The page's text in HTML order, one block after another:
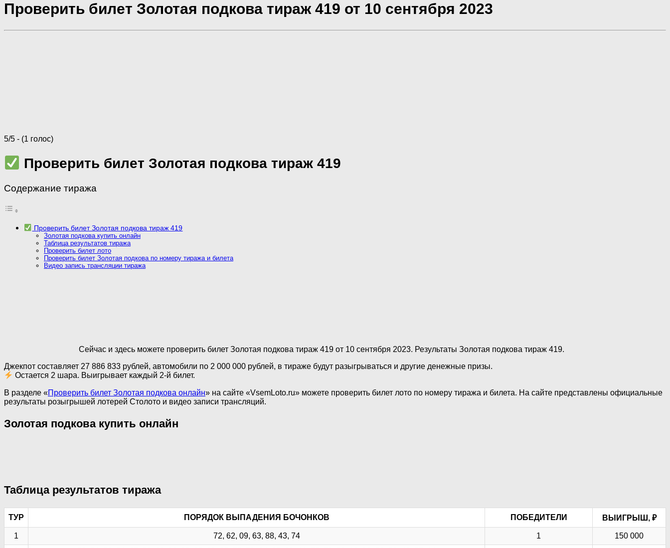
Проверить билет Золотая подкова тираж 419 от 10 сентября 2023
5/5 - (1 голос)
Проверить билет Золотая подкова тираж 419
Содержание тиража
Проверить билет Золотая подкова тираж 419
Золотая подкова купить онлайн
Таблица результатов тиража
Проверить билет лото
Проверить билет Золотая подкова по номеру тиража и билета
Видео запись трансляции тиража
Сейчас и здесь можете проверить билет Золотая подкова тираж 419 от 10 сентября 2023. Результаты Золотая подкова тираж 419.
Джекпот составляет 27 886 833 рублей, автомобили по 2 000 000 рублей, в тираже будут разыгрываться и другие денежные призы.
Остается 2 шара. Выигрывает каждый 2-й билет.
В разделе «Проверить билет Золотая подкова онлайн» на сайте «VsemLoto.ru» можете проверить билет лото по номеру тиража и билета. На сайте представлены официальные
результаты розыгрышей лотерей Столото и видео записи трансляций.
Золотая подкова купить онлайн
Таблица результатов тиража
ТУР ПОРЯДОК ВЫПАДЕНИЯ БОЧОНКОВ ПОБЕДИТЕЛИ ВЫИГРЫШ, ₽
1 72, 62, 09, 63, 88, 43, 74 1 150 000